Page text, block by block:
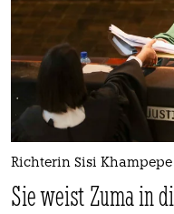
Richterin Sisi
Sie weist Zuma in